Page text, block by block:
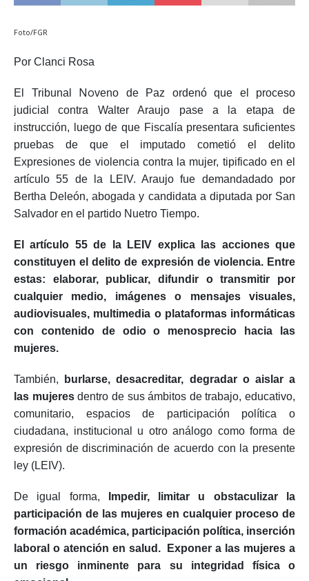
Foto/FGR
Por Clanci Rosa
El Tribunal Noveno de Paz ordenó que el proceso
judicial contra Walter Araujo pase a la etapa de
instrucción, luego de que Fiscalía presentara suficientes
pruebas de que el imputado cometió el delito
Expresiones de violencia contra la mujer, tipificado en el
artículo 55 de la LEIV. Araujo fue demandadado por
Bertha Deleón, abogada y candidata a diputada por San
Salvador en el partido Nuetro Tiempo.
El artículo 55 de la LEIV explica las acciones que
constituyen el delito de expresión de violencia. Entre
estas: elaborar, publicar, difundir o transmitir por
cualquier medio, imágenes o mensajes visuales,
audiovisuales, multimedia o plataformas informáticas
con contenido de odio o menosprecio hacia las
mujeres.
También,
burlarse, desacreditar, degradar o aislar a
las mujeresdentro de sus ámbitos de trabajo, educativo,
comunitario, espacios de participación política o
ciudadana, institucional u otro análogo como forma de
expresión de discriminación de acuerdo con la presente
ley (LEIV).
De igual forma,
Impedir, limitar u obstaculizar la
participación de las mujeres en cualquier proceso de
formación académica, participación política, inserción
laboral o atención en salud. Exponer a las mujeres a
un riesgo inminente para su integridad física o